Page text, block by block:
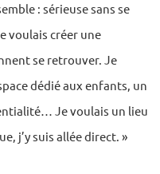
: sérieuse sans se
voulais créer une
se retrouver. Je
dédié aux enfants, un
Je voulais un lieu
j’y suis allée direct. »